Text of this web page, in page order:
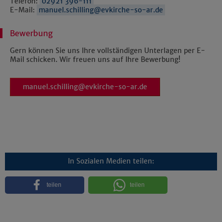
E-Mail: manuel.schilling@evkirche-so-ar.de
Bewerbung
Gern können Sie uns Ihre vollständigen Unterlagen per E-
Mail schicken. Wir freuen uns auf Ihre Bewerbung!
manuel.schilling@evkirche-so-ar.de
In Sozialen Medien teilen:
teilen teilen